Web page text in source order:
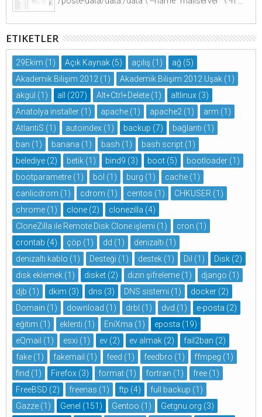
ETIKETLER
29Ekim (1) Açık Kaynak (5) açılış (1) ağ (5)
Akademik Bilişim 2012 (1) Akademik Bilişim 2012 Uşak (1)
akgül (1) all (207) Alt+Ctrl+Delete (1) altlinux (3)
Anatolya installer (1) apache (1) apache2 (1) arm (1)
AtlantiS (1) autoindex (1) backup (7) bağlantı (1)
ban (1) banana (1) bash (1) bash script (1)
belediye (2) betik (1) bind9 (3) boot (5) bootloader (1)
bootparametre (1) böl (1) burg (1) cache (1)
canlicdrom (1) cdrom (1) centos (1) CHKUSER (1)
chrome (1) clone (2) clonezilla (4)
CloneZilla ile Remote Disk Clone işlemi (1) cron (1)
crontab (4) çöp (1) dd (1) denizaltı (1)
denizaltı kablo (1) Desteği (1) destek (1) Dil (1) Disk (2)
disk eklemek (1) disket (2) dizin şifreleme (1) django (1)
djb (1) dkim (3) dns (3) DNS sistemi (1) docker (2)
Domain (1) download (1) drbl (1) dvd (1) e-posta (2)
eğitim (1) eklenti (1) EniXma (1) eposta (19)
eQmail (1) esxi (1) ev (2) ev almak (2) fail2ban (2)
fake (1) fakemail (1) feed (1) feedbro (1) ffmpeg (1)
find (1) Firefox (3) format (1) fortran (1) free (1)
FreeBSD (2) freenas (1) ftp (4) full backup (1)
Gazze (1) Genel (151) Gentoo (1) Getgnu.org (3)